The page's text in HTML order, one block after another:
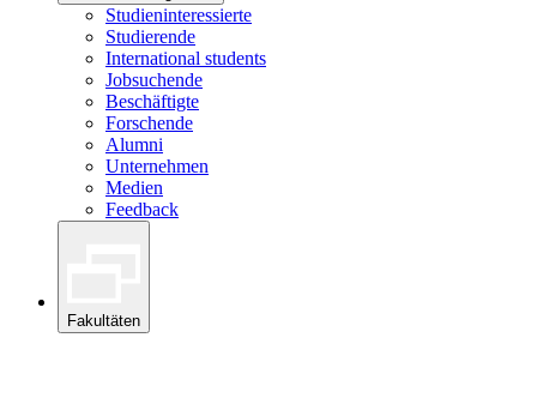
Studieninteressierte
Studierende
International students
Jobsuchende
Beschäftigte
Forschende
Alumni
Unternehmen
Medien
Feedback
Fakultäten